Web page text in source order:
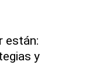
están:
y